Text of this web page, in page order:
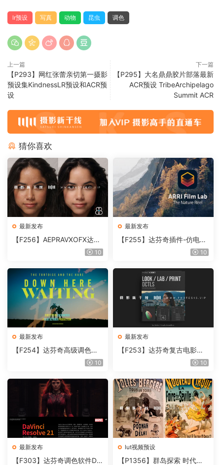
lr预设 写真 动物 昆虫 调色
上一篇
【P293】网红张蕾亲切第一摄影
预设集KindnessLR预设和ACR预
设
下一篇
【P295】大名鼎鼎胶片部落最新
ACR预设 TribeArchipelago
Summit ACR
猜你喜欢
最新发布
【F256】AEPRAVXOFX达芬
奇视频人像磨皮润肤美颜插件
10
最新发布
【F255】达芬奇插件-仿电影
胶片视频调色插件 ARRI Film
10
最新发布
【F254】达芬奇高级调色插
件 Contour V2.2.2 WinMac10
最新发布
【F253】达芬奇复古电影胶
片质感DCTL节点调色预设 M
T V4.0
10
最新发布
【F303】达芬奇调色软件Da
lut视频预设
【P1356】群岛探索 时代马